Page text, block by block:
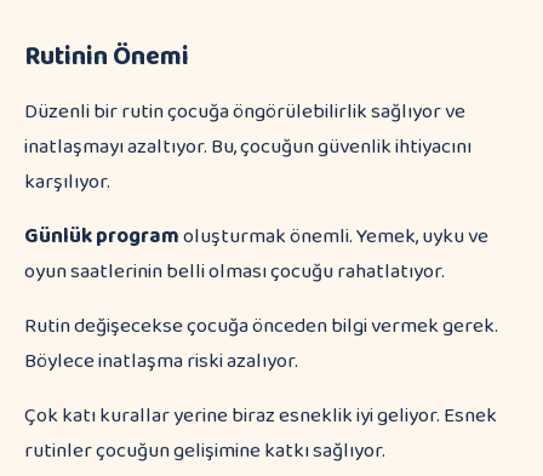
Rutinin Önemi
Düzenli bir rutin çocuğa öngörülebilirlik sağlıyor ve
inatlaşmayı azaltıyor. Bu, çocuğun güvenlik ihtiyacını
karşılıyor.
Günlük programoluşturmak önemli. Yemek, uyku ve
oyun saatlerinin belli olması çocuğu rahatlatıyor.
Rutin değişecekse çocuğa önceden bilgi vermek gerek.
Böylece inatlaşma riski azalıyor.
Çok katı kurallar yerine biraz esneklik iyi geliyor. Esnek
rutinler çocuğun gelişimine katkı sağlıyor.